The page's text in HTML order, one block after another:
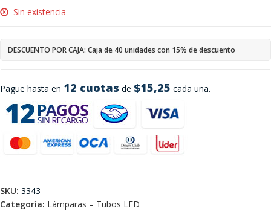
Pague hasta en 12 cuotas de $15,25 cada una.
Sin existencia
DESCUENTO POR CAJA: Caja de 40 unidades con 15% de descuento
SKU: 3343
Categoría: Lámparas – Tubos LED